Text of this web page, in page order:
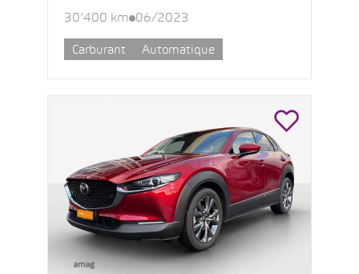
30’400 km 06/2023
Carburant Automatique